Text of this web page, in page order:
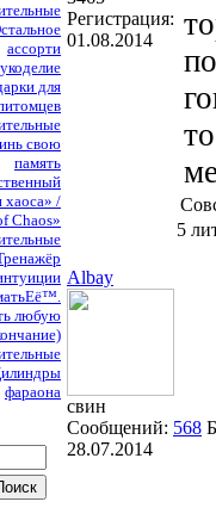
ассорти
для
свою
память
хаоса» /
Chaos»
любую
фараона
Регистрация:
01.08.2014
5
Albay
свин
Сообщений: 568
28.07.2014